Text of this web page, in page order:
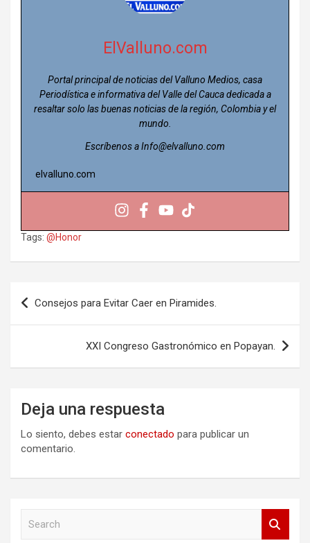
ElValluno.com
Portal principal de noticias del Valluno Medios, casa
Periodística e informativa del Valle del Cauca dedicada a
resaltar solo las buenas noticias de la región, Colombia y el
mundo.
Escríbenos a Info@elvalluno.com
elvalluno.com
Tags: @Honor
Navegación
de
Consejos para Evitar Caer en Piramides.
XXI Congreso Gastronómico en Popayan.
Deja una respuesta
Lo siento, debes estar conectado para publicar un
comentario.